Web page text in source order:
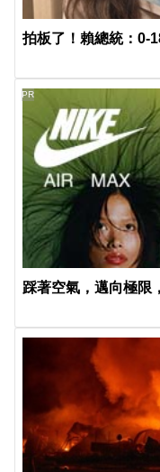
拍板了！賴總統：0-
踩著空氣，邁向極限
PR